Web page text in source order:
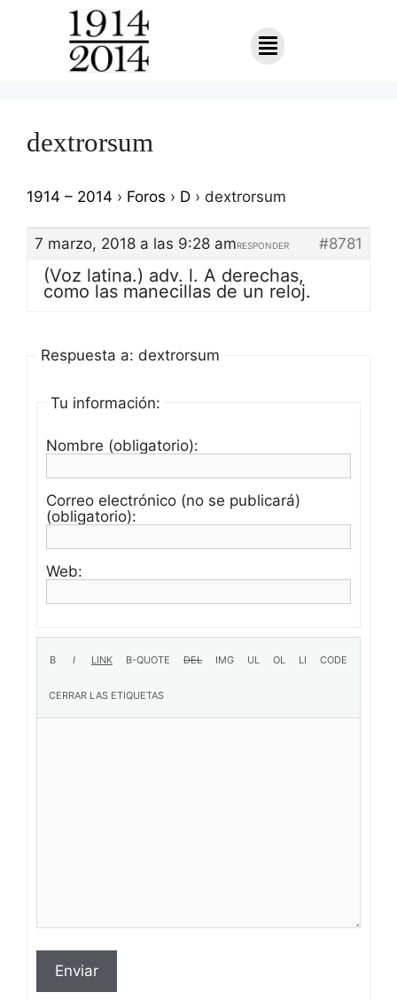
dextrorsum
1914 – 2014 › Foros › D › dextrorsum
7 marzo, 2018 a las 9:28 am #8781
RESPONDER
(Voz latina.) adv. l. A derechas,
como las manecillas de un reloj.
Respuesta a: dextrorsum
Tu información:
Nombre (obligatorio):
Correo electrónico (no se publicará)
(obligatorio):
Web:
Enviar